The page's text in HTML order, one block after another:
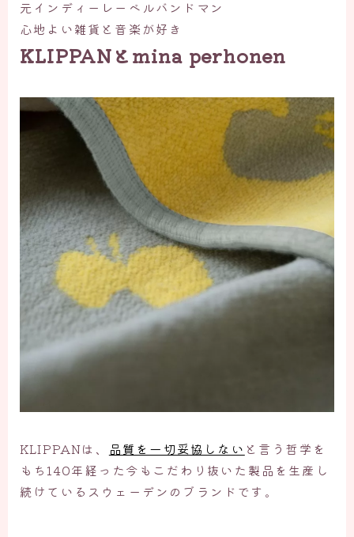
元インディーレーベルバンドマン
心地よい雑貨と音楽が好き
KLIPPANとmina perhonen
KLIPPANは、 品質を一切妥協しない と言う哲学を
もち140年経った今もこだわり抜いた製品を生産し
続けているスウェーデンのブランドです。